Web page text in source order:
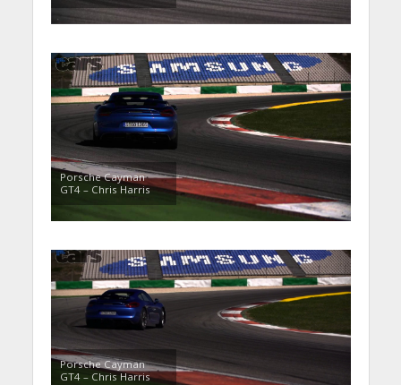
Porsche Cayman
GT4 – Chris Harris
Porsche Cayman
GT4 – Chris Harris